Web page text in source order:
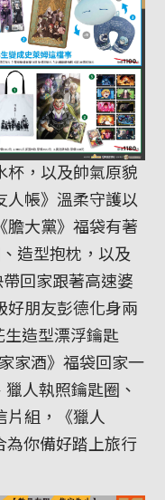
杯，以及帥氣原貌
人帳》溫柔守護以
膽大黨》福袋有著
造型抱枕，以及
回家跟著高速婆
好朋友彭德化身兩
造型漂浮鑰匙
家酒》福袋回家一
人執照鑰匙圈、
片組，《獵人
為你備好踏上旅行